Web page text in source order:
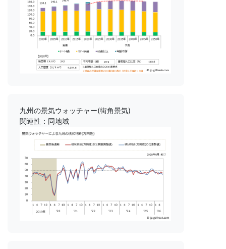
九州の景気ウォッチャー(街角景気)
関連性：同地域